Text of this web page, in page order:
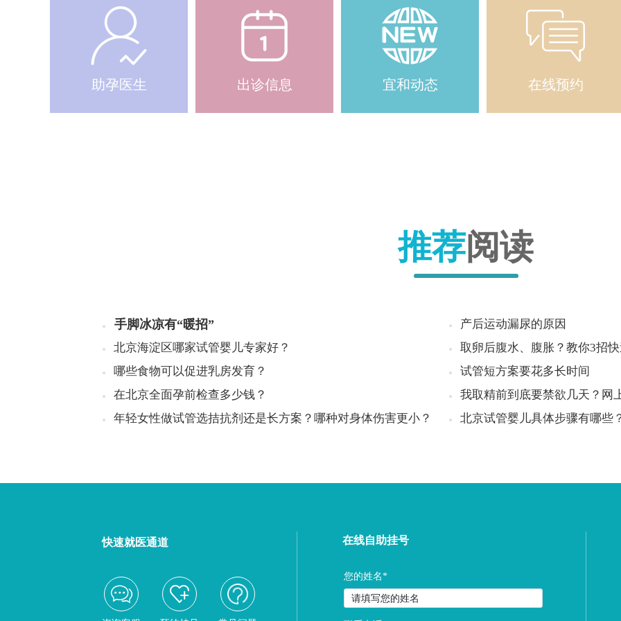
助孕医生 出诊信息 宜和动态 在线预约
推荐阅读
手脚冰凉有“暖招”
产后运动漏尿的原因
北京海淀区哪家试管婴儿专家好？
取卵后腹水、腹胀？教你3招
哪些食物可以促进乳房发育？
试管短方案要花多长时间
在北京全面孕前检查多少钱？
我取精前到底要禁欲几天？网上说3
年轻女性做试管选拮抗剂还是长方案？哪种对身体伤害更小？
北京试管婴儿具体步骤有哪些
快速就医通道 在线自助挂号
您的姓名*